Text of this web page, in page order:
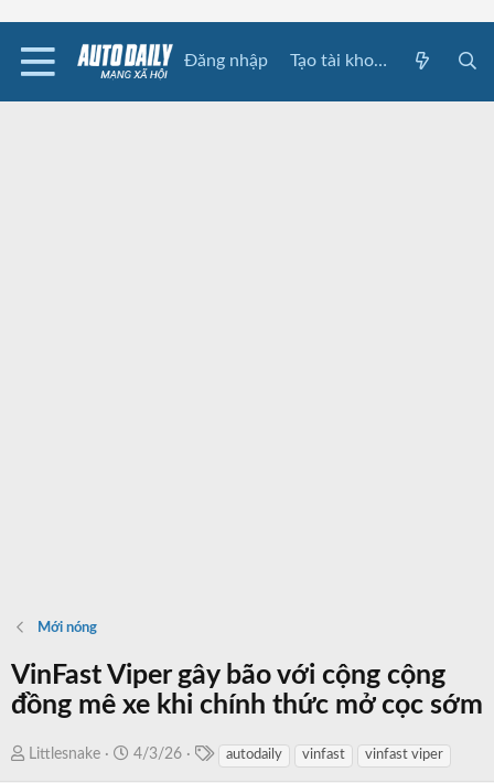
Đăng nhập Tạo tài khoản
Mới nóng
VinFast Viper gây bão với cộng cộng
đồng mê xe khi chính thức mở cọc sớm
T
Littlesnake
N
4/3/26 autodaily vinfast vinfast viper